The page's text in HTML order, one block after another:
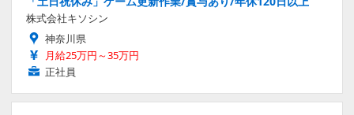
株式会社キソシン
神奈川県
月給25万円～35万円
正社員